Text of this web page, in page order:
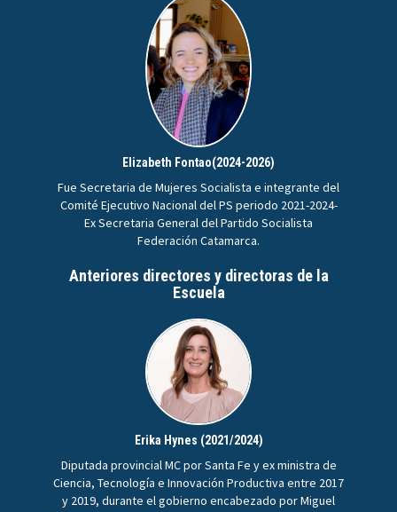
Elizabeth Fontao(2024-2026)
Fue Secretaria de Mujeres Socialista e integrante del
Comité Ejecutivo Nacional del PS periodo 2021-2024-
Ex Secretaria General del Partido Socialista
Federación Catamarca.
Anteriores directores y directoras de la
Escuela
Erika Hynes (2021/2024)
Diputada provincial MC por Santa Fe y ex ministra de
Ciencia, Tecnología e Innovación Productiva entre 2017
y 2019, durante el gobierno encabezado por Miguel